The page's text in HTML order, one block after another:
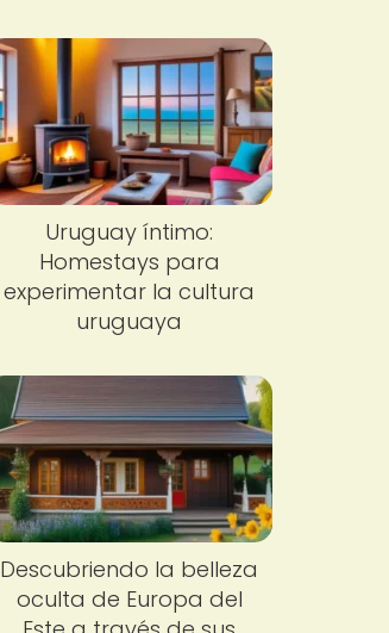
Uruguay íntimo:
Homestays para
experimentar la cultura
uruguaya
Descubriendo la belleza
oculta de Europa del